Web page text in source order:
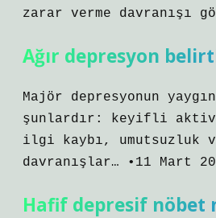
zarar verme davranışı
Ağır depresyon
Majör depresyonun
şunlardır: keyifli
ilgi kaybı, umutsuzluk
davranışlar… •11 Mart
Hafif depresif nöbet